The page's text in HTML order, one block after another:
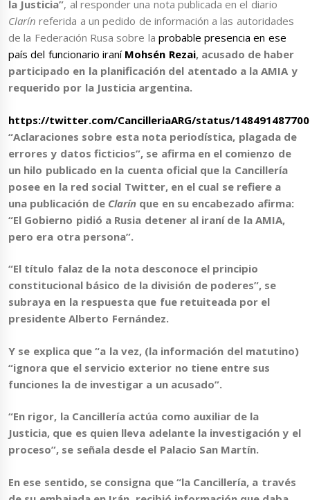
la Justicia”, al responder una nota publicada en el diario
Clarínreferida a un pedido de información a las autoridades
de la Federación Rusa sobre la probable presencia en ese
país del funcionario iraní Mohsén Rezai, acusado de haber
participado en la planificación del atentado a la AMIA y
requerido por la Justicia argentina.
https://twitter.com/CancilleriaARG/status/
“Aclaraciones sobre esta nota periodística, plagada de
errores y datos ficticios”, se afirma en el comienzo de
un hilo publicado en la cuenta oficial que la Cancillería
posee en la red social Twitter, en el cual se refiere a
una publicación de Clarín que en su encabezado afirma:
“El Gobierno pidió a Rusia detener al iraní de la AMIA,
pero era otra persona”.
“El título falaz de la nota desconoce el principio
constitucional básico de la división de poderes”, se
subraya en la respuesta que fue retuiteada por el
presidente Alberto Fernández.
Y se explica que “a la vez, (la información del matutino)
“ignora que el servicio exterior no tiene entre sus
funciones la de investigar a un acusado”.
“En rigor, la Cancillería actúa como auxiliar de la
Justicia, que es quien lleva adelante la investigación y el
proceso”, se señala desde el Palacio San Martín.
En ese sentido, se consigna que “la Cancillería, a través